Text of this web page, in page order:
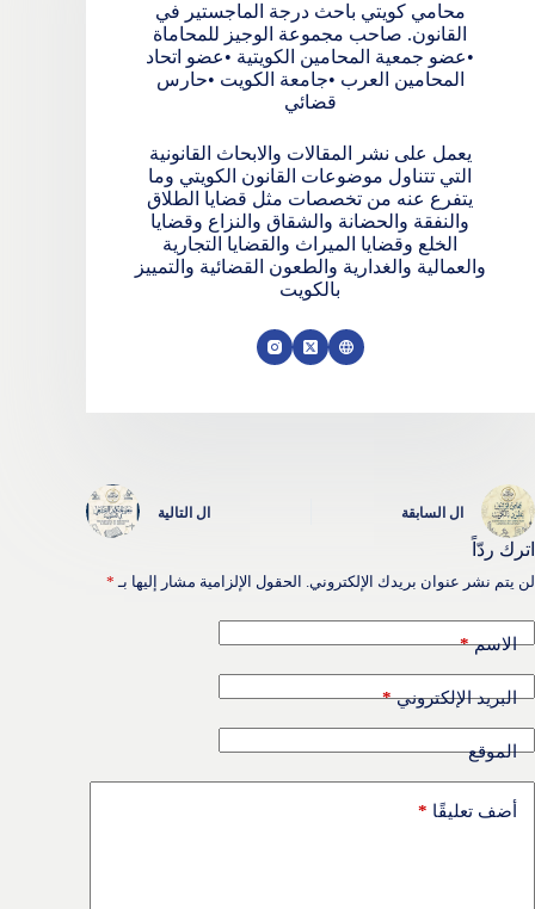
محامي كويتي باحث درجة الماجستير في
القانون. صاحب مجموعة الوجيز للمحاماة
•عضو جمعية المحامين الكويتية •عضو اتحاد
المحامين العرب •جامعة الكويت •حارس
قضائي
يعمل على نشر المقالات والابحاث القانونية
التي تتناول موضوعات القانون الكويتي وما
يتفرع عنه من تخصصات مثل قضايا الطلاق
والنفقة والحضانة والشقاق والنزاع وقضايا
الخلع وقضايا الميراث والقضايا التجارية
والعمالية والغدارية والطعون القضائية والتمييز
بالكويت
ال السابقة ال التالية
اترك ردّاً
لن يتم نشر عنوان بريدك الإلكتروني. الحقول الإلزامية مشار إليها بـ *
الاسم*
البريد الإلكتروني*
الموقع
أضف تعليقًا *